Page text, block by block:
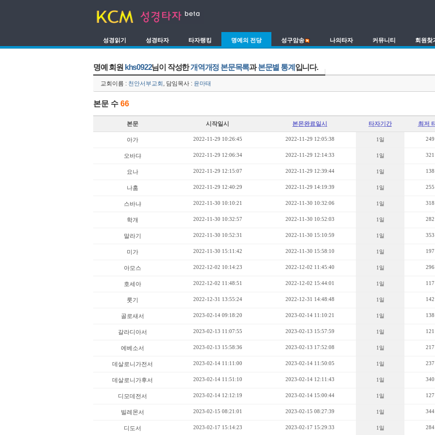
성경읽기 성경타자 타자랭킹 명예의 전당 성구암송 나의타자 커뮤니티 회원찾
명예 회원 khs0922님이 작성한개역개정 본문목록과본문별 통계 입니다.
교회이름 : 천안서부교회 , 담임목사 : 윤마태
본문 수 66
본문 시작일시 본몬완료일시 타자기간 최저
아가 2022-11-29 10:26:45 2022-11-29 12:05:38 1일 249
오바댜 2022-11-29 12:06:34 2022-11-29 12:14:33 1일 321
요나 2022-11-29 12:15:07 2022-11-29 12:39:44 1일 138
나훔 2022-11-29 12:40:29 2022-11-29 14:19:39 1일 255
스바냐 2022-11-30 10:10:21 2022-11-30 10:32:06 1일 318
학개 2022-11-30 10:32:57 2022-11-30 10:52:03 1일 282
말라기 2022-11-30 10:52:31 2022-11-30 15:10:59 1일 353
미가 2022-11-30 15:11:42 2022-11-30 15:58:10 1일 197
아모스 2022-12-02 10:14:23 2022-12-02 11:45:40 1일 296
호세아 2022-12-02 11:48:51 2022-12-02 15:44:01 1일 117
룻기 2022-12-31 13:55:24 2022-12-31 14:48:48 1일 142
골로새서 2023-02-14 09:18:20 2023-02-14 11:10:21 1일 138
갈라디아서 2023-02-13 11:07:55 2023-02-13 15:57:59 1일 121
에베소서 2023-02-13 15:58:36 2023-02-13 17:52:08 1일 217
데살로니가전서 2023-02-14 11:11:00 2023-02-14 11:50:05 1일 237
데살로니가후서 2023-02-14 11:51:10 2023-02-14 12:11:43 1일 340
디모데전서 2023-02-14 12:12:19 2023-02-14 15:00:44 1일 127
빌레몬서 2023-02-15 08:21:01 2023-02-15 08:27:39 1일 344
디도서 2023-02-17 15:14:23 2023-02-17 15:29:33 1일 284